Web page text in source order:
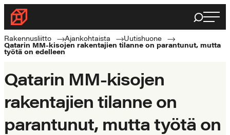
Siirry
suoraan
sisältöön
Rakennusliitto
Rakennusalan
ammattilaisten
Haku
Rakennusliitto Ajankohtaista
Uutishuone
Qatarin MM-kisojen rakentajien tilanne on parantunut, mutta
työtä on edelleen
Qatarin MM-kisojen
rakentajien tilanne on
parantunut, mutta työtä on